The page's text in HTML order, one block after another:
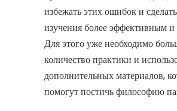
избежать этих ошибок и
изучения более эффективным
Для этого уже необходимо
количество практики и
дополнительных материалов,
помогут постичь философию